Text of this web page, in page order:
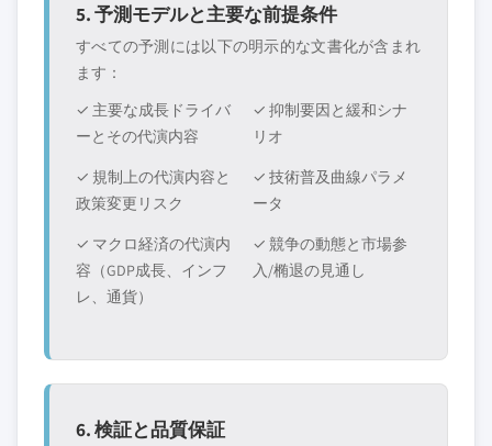
5. 予測モデルと主要な前提条件
すべての予測には以下の明示的な文書化が含まれ
ます：
✓ 主要な成長ドライバ
ーとその代演内容
✓ 抑制要因と緩和シナ
リオ
✓ 規制上の代演内容と
政策変更リスク
✓ 技術普及曲線パラメ
ータ
✓ マクロ経済の代演内
容（GDP成長、インフ
レ、通貨）
✓ 競争の動態と市場参
入/椭退の見通し
6. 検証と品質保証